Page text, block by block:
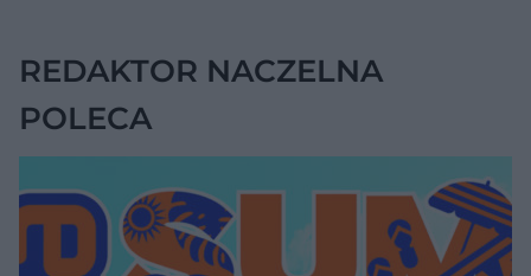
REDAKTOR NACZELNA
POLECA